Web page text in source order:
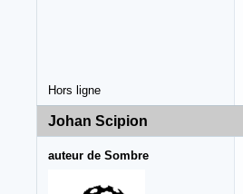
Hors ligne
Johan Scipion
auteur de Sombre